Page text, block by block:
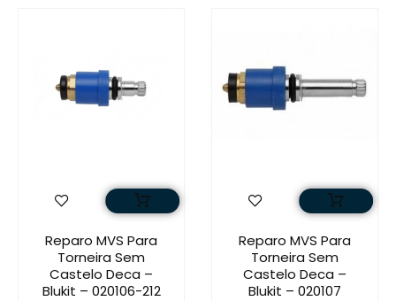
Reparo MVS Para
Torneira Sem
Castelo Deca –
Blukit – 020106-212
Reparo MVS Para
Torneira Sem
Castelo Deca –
Blukit – 020107